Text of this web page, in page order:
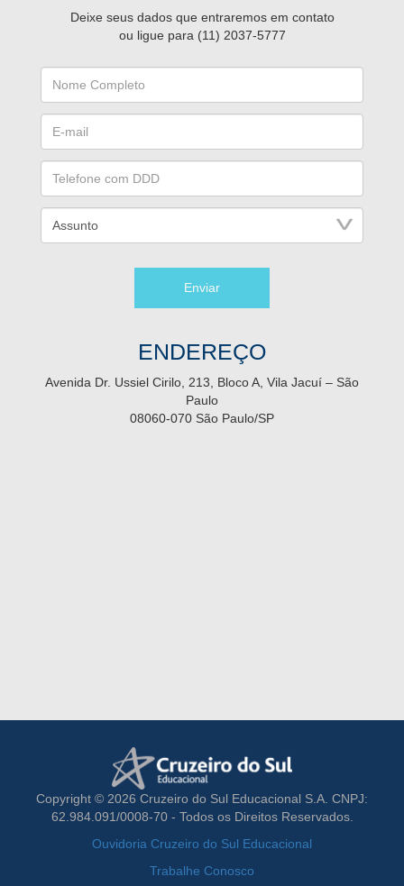
Deixe seus dados que entraremos em contato
ou ligue para (11) 2037-5777
Enviar
ENDEREÇO
Avenida Dr. Ussiel Cirilo, 213, Bloco A, Vila Jacuí – São
Paulo
08060-070 São Paulo/SP
Copyright © 2026 Cruzeiro do Sul Educacional S.A. CNPJ:
62.984.091/0008-70 - Todos os Direitos Reservados.
Ouvidoria Cruzeiro do Sul Educacional
Trabalhe Conosco